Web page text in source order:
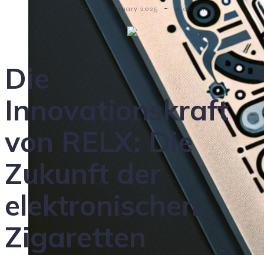
- 25 February 2025 - 12:00 am
Die
Innovationskraft
von RELX: Die
Zukunft der
elektronischen
Zigaretten